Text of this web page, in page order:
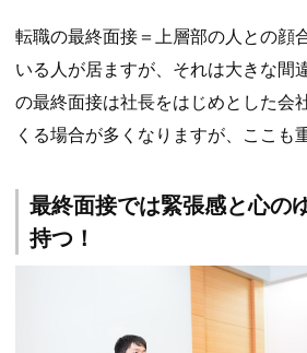
転職の最終面接＝上層部の人との顔
いる人が居ますが、それは大きな間
の最終面接は社長をはじめとした会
くる場合が多くなりますが、ここも
最終面接では緊張感と心の
持つ！